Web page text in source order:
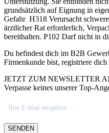
grundsätzlich auf Eignung in
Gefahr H318 Verursacht
ärztlicher Rat erforderlich,
bereithalten. P102 Darf nicht in
Du befindest dich im B2B
Firmenkunde bist, registriere dich
JETZT ZUM NEWSLETTER
Verpasse keines unserer Top-
SENDEN